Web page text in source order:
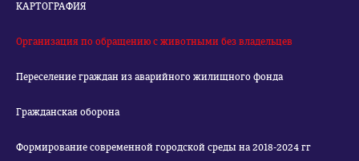
КАРТОГРАФИЯ
Организация по обращению с животными без владельцев
Переселение граждан из аварийного жилищного фонда
Гражданская оборона
Формирование современной городской среды на 2018-2024 гг